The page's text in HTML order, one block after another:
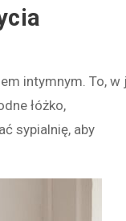
intymnym. To, w
łóżko,
sypialnię, aby